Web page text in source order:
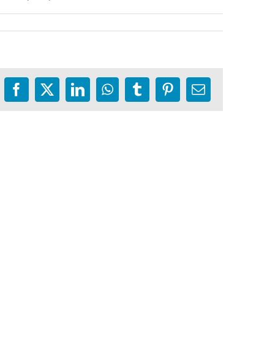
Facebook
X LinkedInWhatsApp
TumblrPinterest
E-